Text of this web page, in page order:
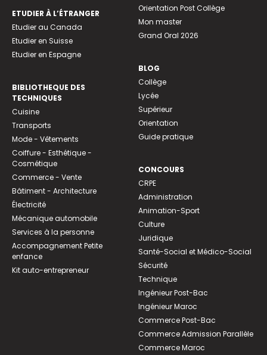
ETUDIER À L’ÉTRANGER
Etudier au Canada
Etudier en Suisse
Etudier en Espagne
BIBLIOTHEQUE DES
TECHNIQUES
Cuisine
Transports
Mode - Vêtements
Coiffure - Esthétique -
Cosmétique
Commerce - Vente
Bâtiment - Architecture
Électricité
Mécanique automobile
Services à la personne
Accompagnement Petite
enfance
Kit auto-entrepreneur
Orientation Post Collège
Mon master
Grand Oral 2026
BLOG
Collège
Lycée
Supérieur
Orientation
Guide pratique
CONCOURS
CRPE
Administration
Animation-Sport
Culture
Juridique
Santé-Social et Médico-Social
Sécurité
Technique
Ingénieur Post-Bac
Ingénieur Maroc
Commerce Post-Bac
Commerce Admission Parallèle
Commerce Maroc